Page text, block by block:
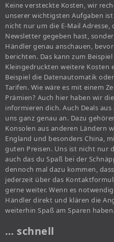
Keine versteckte Kosten, wir
unserer wichtigsten Aufgaben
nicht nur um die E-Mail
Newsletter gegeben hast,
Händler genau anschauen,
berichten. Das kann zum
Kleingedruckten weitere Kosten
Beispiel die Datenautomatik
Tarifen. Wie wäre es mit einem
Prämien? Auch hier haben wir
informieren dich. Auch Deals
uns ganz genau an. Dazu
Konsolen aus anderen Ländern
England und besonders China,
guten Preisen. Uns ist nicht nur
auch das du Spaß bei der
dennoch mal dazu kommen,
jederzeit über das
gerne weiter. Wenn es
Händler direkt und klären die
weiterhin Spaß am Sparen haben.
… schnell